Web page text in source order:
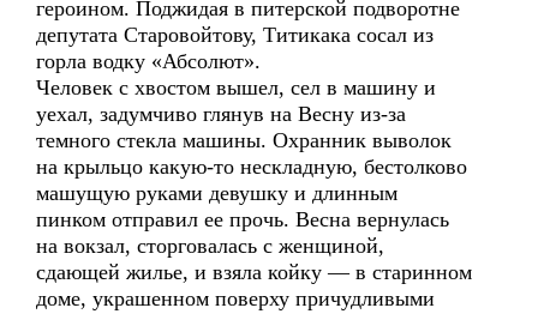
героином. Поджидая в питерской подворотне
депутата Старовойтову, Титикака сосал из
горла водку «Абсолют».
Человек с хвостом вышел, сел в машину и
уехал, задумчиво глянув на Весну из-за
темного стекла машины. Охранник выволок
на крыльцо какую-то нескладную, бестолково
машущую руками девушку и длинным
пинком отправил ее прочь. Весна вернулась
на вокзал, сторговалась с женщиной,
сдающей жилье, и взяла койку — в старинном
доме, украшенном поверху причудливыми